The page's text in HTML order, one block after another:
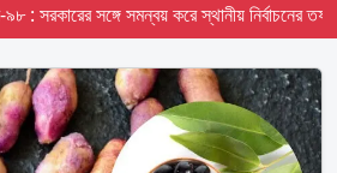
: সরকারের সঙ্গে সমন্বয় করে স্থানীয় নির্বাচনের